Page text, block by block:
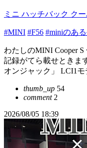
ミニ ハッチバック ク
#MINI #F56 #miniのあ
わたしのMINI Cooper
記録がてら載せときま
オンジャック」 LCI1モ
thumb_up 54
comment2
2026/08/05 18:39